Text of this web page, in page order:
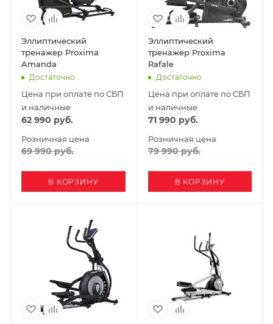
Эллиптический
тренажер Proxima
Amanda
Достаточно
Цена при оплате по СБП
и наличные
62 990 руб.
Розничная цена
69 990руб.
В КОРЗИНУ
Эллиптический
тренажер Proxima
Rafale
Достаточно
Цена при оплате по СБП
и наличные
71 990 руб.
Розничная цена
79 990руб.
В КОРЗИНУ